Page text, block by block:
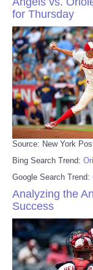
for Thursday
Source: New York
Bing Search Trend:
Google Search Trend:
Analyzing the
Success